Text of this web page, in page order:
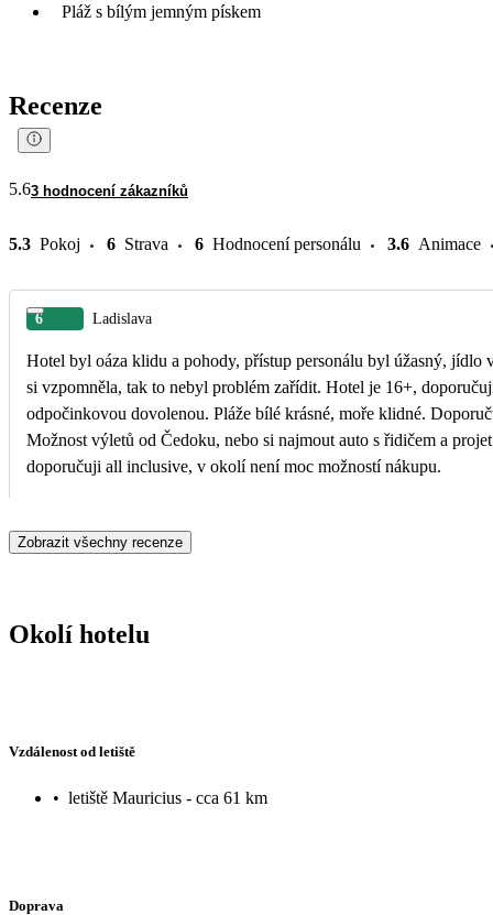
Pláž s bílým jemným pískem
Recenze
5.63 hodnocení zákazníků
5.3 Pokoj 6 Strava 6 Hodnocení personálu 3.6 Animace
6 Ladislava
Hotel byl oáza klidu a pohody, přístup personálu byl úžasný, jídlo
si vzpomněla, tak to nebyl problém zařídit. Hotel je 16+,
odpočinkovou dovolenou. Pláže bílé krásné, moře klidné.
Možnost výletů od Čedoku, nebo si najmout auto s řidičem a
doporučuji all inclusive, v okolí není moc možností nákupu.
Zobrazit všechny recenze
Okolí hotelu
Vzdálenost od letiště
• letiště Mauricius - cca 61 km
Doprava